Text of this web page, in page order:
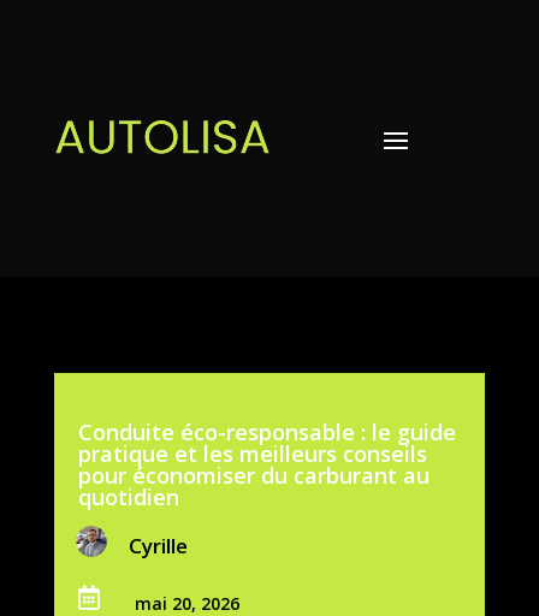
Conduite éco-responsable : le guide
pratique et les meilleurs conseils
pour économiser du carburant au
quotidien
Cyrille
 mai 20, 2026